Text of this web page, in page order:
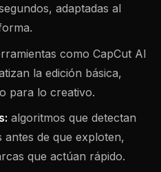
adaptadas al
como CapCut AI
la edición básica,
para lo creativo.
algoritmos que detectan
antes de que exploten,
que actúan rápido.